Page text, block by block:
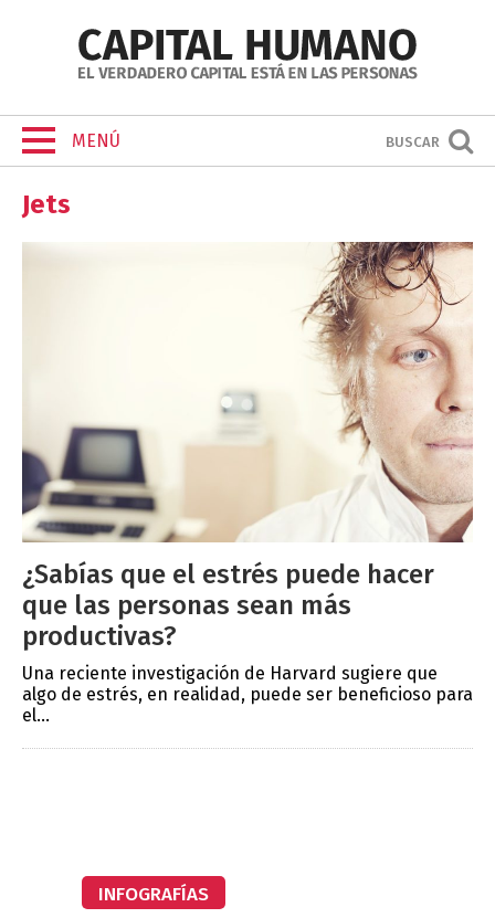
MENÚ BUSCAR
Jets
¿Sabías que el estrés puede hacer
que las personas sean más
productivas?
Una reciente investigación de Harvard sugiere que
algo de estrés, en realidad, puede ser beneficioso para
el...
INFOGRAFÍAS